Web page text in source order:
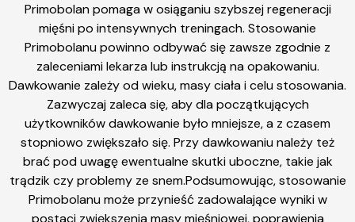
Primobolan pomaga w osiąganiu szybszej regeneracji
mięśni po intensywnych treningach. Stosowanie
Primobolanu powinno odbywać się zawsze zgodnie z
zaleceniami lekarza lub instrukcją na opakowaniu.
Dawkowanie zależy od wieku, masy ciała i celu stosowania.
Zazwyczaj zaleca się, aby dla początkujących
użytkowników dawkowanie było mniejsze, a z czasem
stopniowo zwiększało się. Przy dawkowaniu należy też
brać pod uwagę ewentualne skutki uboczne, takie jak
trądzik czy problemy ze snem.Podsumowując, stosowanie
Primobolanu może przynieść zadowalające wyniki w
postaci zwiększenia masy mięśniowej, poprawienia